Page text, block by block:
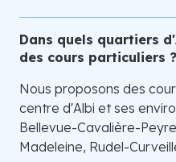
Dans quels quartiers
des cours particuliers ?
Nous proposons des
centre d'Albi et ses
Bellevue-Cavalière-
Madeleine, Rudel-